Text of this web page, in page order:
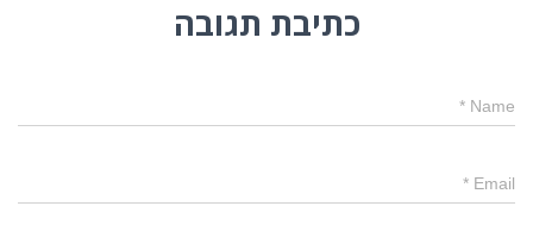
כתיבת תגובה
Name
*
Email
*